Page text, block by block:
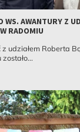
WS. AWANTURY Z
RADOMIU
udziałem Roberta